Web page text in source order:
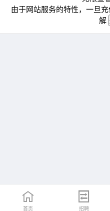
由于网站服务的特性，一旦
解
首页 招聘